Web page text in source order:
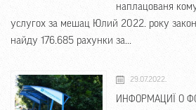
наплацованя
услугох за мешац Юлий 2022. року
найду 176.685 рахунки за...
29.07.2022.
ИНФОРМАЦИЇ О